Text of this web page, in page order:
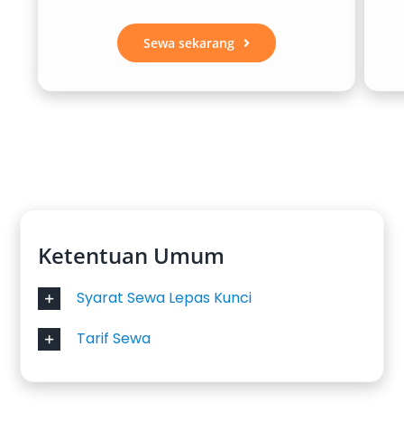
Sewa sekarang
Ketentuan Umum
Syarat Sewa Lepas Kunci
Tarif Sewa